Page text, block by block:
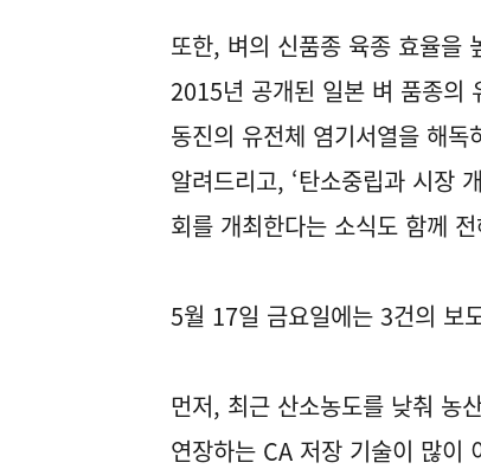
또한, 벼의 신품종 육종 효율을
2015년 공개된 일본 벼 품종의
동진의 유전체 염기서열을 해
알려드리고, ‘탄소중립과 시장
회를 개최한다는 소식도 함께
5월 17일 금요일에는 3건의 보
먼저, 최근 산소농도를 낮춰 농
연장하는 CA 저장 기술이 많이